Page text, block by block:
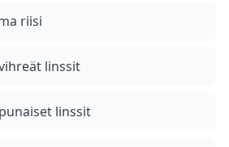
riisi
linssit
linssit